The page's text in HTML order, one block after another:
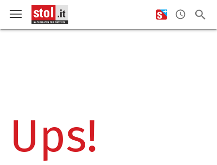
Ups!